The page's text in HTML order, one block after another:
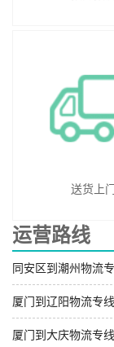
送货上门
运营路线
同安区到潮州物流
厦门到辽阳物流专
厦门到大庆物流专